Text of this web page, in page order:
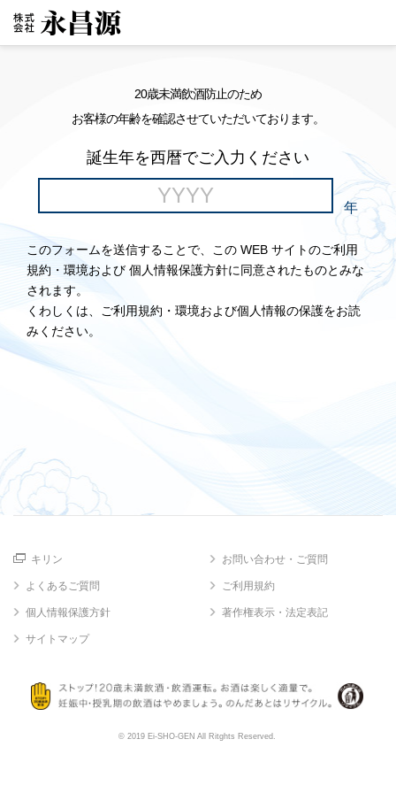
20歳未満飲酒防止のため
お客様の年齢を確認させていただいております。
誕生年を西暦でご入力ください
年
このフォームを送信することで、この WEB サイトのご利用
規約・環境および 個人情報保護方針に同意されたものとみな
されます。
くわしくは、ご利用規約・環境および個人情報の保護をお読
みください。
キリン お問い合わせ・ご質問
よくあるご質問 ご利用規約
個人情報保護方針 著作権表示・法定表記
サイトマップ
© 2019 Ei-SHO-GEN All Ritghts Reserved.